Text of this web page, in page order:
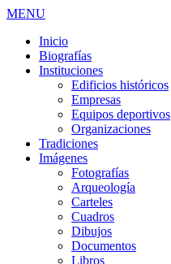
MENU
Inicio
Biografías
Instituciones
Edificios históricos
Empresas
Equipos deportivos
Organizaciones
Tradiciones
Imágenes
Fotografías
Arqueología
Carteles
Cuadros
Dibujos
Documentos
Libros